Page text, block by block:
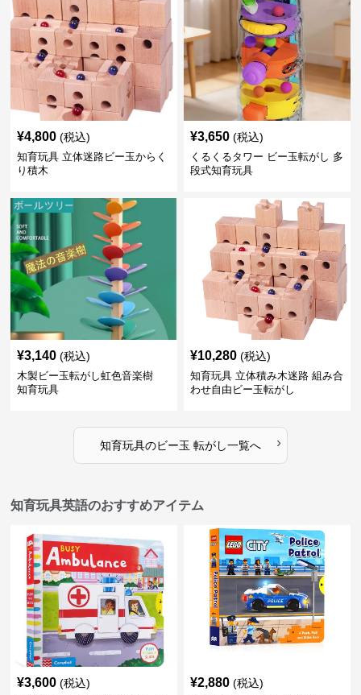
¥4,800 (税込)
知育玩具 立体迷路ビー玉からく
り積木
¥3,650 (税込)
くるくるタワー ビー玉転がし 多
段式知育玩具
¥3,140 (税込)
木製ビー玉転がし虹色音楽樹
知育玩具
¥10,280 (税込)
知育玩具 立体積み木迷路 組み合
わせ自由ビー玉転がし
知育玩具のビー玉 転がし一覧へ ›
知育玩具英語のおすすめアイテム
¥3,600 (税込) ¥2,880 (税込)